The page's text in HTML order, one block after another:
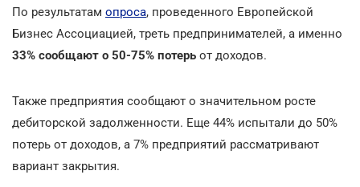
По результатам опроса, проведенного Европейской
Бизнес Ассоциацией, треть предпринимателей, а именно
33% сообщают о 50-75% потерь от доходов.
Также предприятия сообщают о значительном росте
дебиторской задолженности. Еще 44% испытали до 50%
потерь от доходов, а 7% предприятий рассматривают
вариант закрытия.